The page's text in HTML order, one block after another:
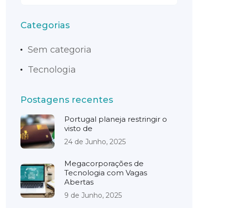
Categorias
Sem categoria
Tecnologia
Postagens recentes
Portugal planeja restringir o
visto de
24 de Junho, 2025
Megacorporações de
Tecnologia com Vagas
Abertas
9 de Junho, 2025